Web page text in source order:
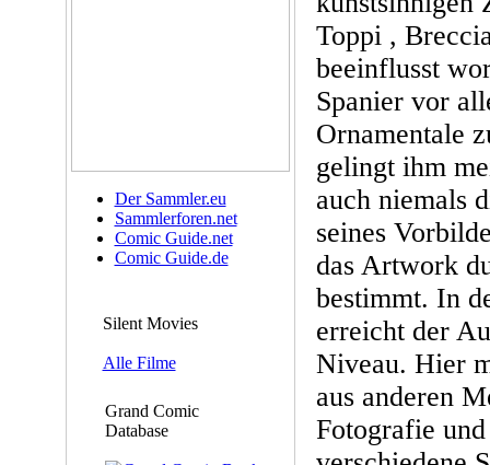
Der Sammler.eu
Sammlerforen.net
Comic Guide.net
Comic Guide.de
Silent Movies
Alle Filme
Grand Comic
Database
Toppi ,
beeinflusst
Spanier vor
Ornamentale
gelingt ihm
auch niemals
seines
das Artwork
bestimmt. In
erreicht der
Niveau. Hier
aus anderen
Fotografie